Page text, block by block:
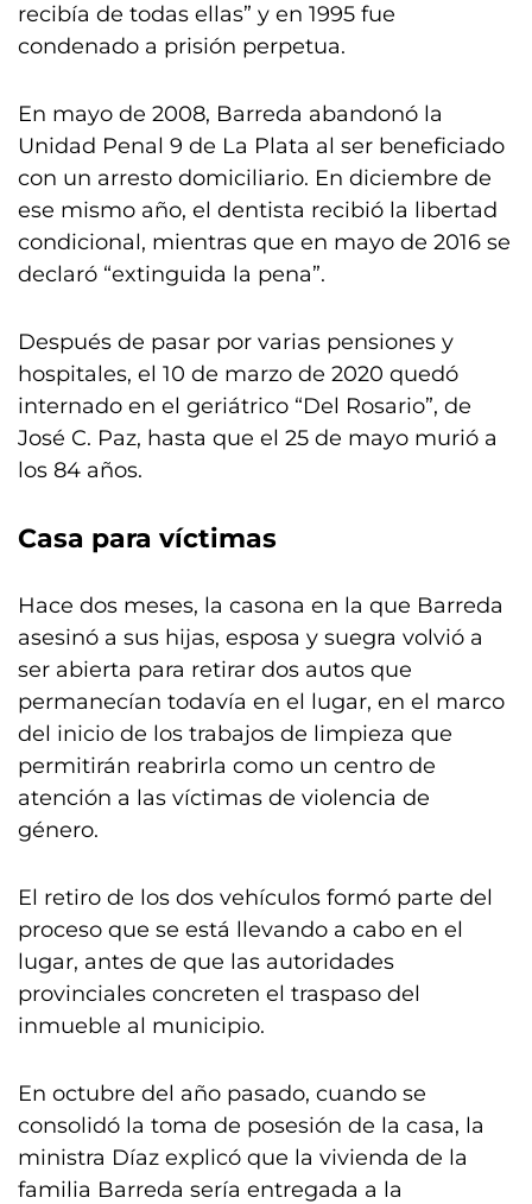
recibía de todas ellas” y en 1995 fue
condenado a prisión perpetua.
En mayo de 2008, Barreda abandonó la
Unidad Penal 9 de La Plata al ser beneficiado
con un arresto domiciliario. En diciembre de
ese mismo año, el dentista recibió la libertad
condicional, mientras que en mayo de 2016 se
declaró “extinguida la pena”.
Después de pasar por varias pensiones y
hospitales, el 10 de marzo de 2020 quedó
internado en el geriátrico “Del Rosario”, de
José C. Paz, hasta que el 25 de mayo murió a
los 84 años.
Casa para víctimas
Hace dos meses, la casona en la que Barreda
asesinó a sus hijas, esposa y suegra volvió a
ser abierta para retirar dos autos que
permanecían todavía en el lugar, en el marco
del inicio de los trabajos de limpieza que
permitirán reabrirla como un centro de
atención a las víctimas de violencia de
género.
El retiro de los dos vehículos formó parte del
proceso que se está llevando a cabo en el
lugar, antes de que las autoridades
provinciales concreten el traspaso del
inmueble al municipio.
En octubre del año pasado, cuando se
consolidó la toma de posesión de la casa, la
ministra Díaz explicó que la vivienda de la
familia Barreda sería entregada a la